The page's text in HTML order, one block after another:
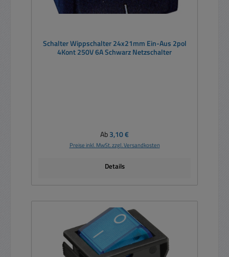
Schalter Wippschalter 24x21mm Ein-Aus 2pol
4Kont 250V 6A Schwarz Netzschalter
Regulärer Preis:
Ab3,10 €
Preise inkl. MwSt. zzgl. Versandkosten
Details